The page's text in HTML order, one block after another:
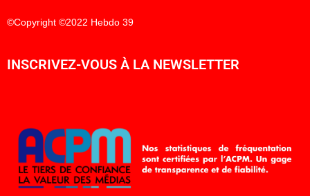
©Copyright ©2022 Hebdo 39
INSCRIVEZ-VOUS À LA NEWSLETTER